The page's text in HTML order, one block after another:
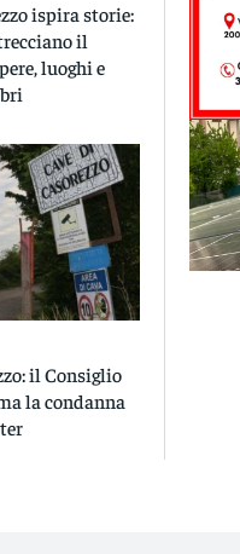
ispira storie:
il
luoghi e
il Consiglio
la condanna